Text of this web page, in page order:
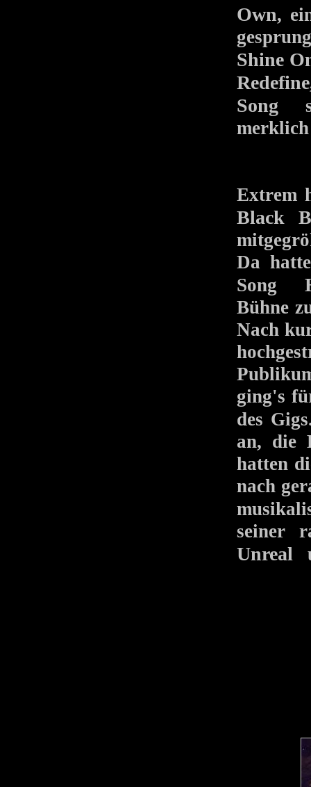
Own,
Shine
Redefine
Song
merklich
Extrem
Black
Da
Song
Bühne
Nach
ging's
des
an,
hatten
nach
seiner
Unreal